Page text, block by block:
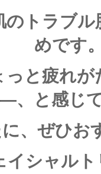
のトラブ
めです
っと疲れ
―、と感じ
、ぜひお
イシャル